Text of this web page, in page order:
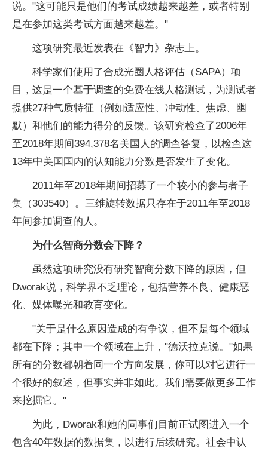
说。"这可能只是他们的考试成绩越来越差，或者特别
是在参加这类考试方面越来越差。"
这项研究最近发表在《智力》杂志上。
科学家们使用了合成光圈人格评估（SAPA）项
目，这是一个基于调查的免费在线人格测试，为测试者
提供27种气质特征（例如适应性、冲动性、焦虑、幽
默）和他们的能力得分的反馈。该研究检查了2006年
至2018年期间394,378名美国人的调查答复，以检查这
13年中美国国内的认知能力分数是否发生了变化。
2011年至2018年期间招募了一个较小的参与者子
集（303540）。三维旋转数据只存在于2011年至2018
年间参加调查的人。
为什么智商分数会下降？
虽然这项研究没有研究智商分数下降的原因，但
Dworak说，科学界不乏理论，包括营养不良、健康恶
化、媒体曝光和教育变化。
"关于是什么原因造成的有争议，但不是每个领域
都在下降；其中一个领域在上升，"德沃拉克说。"如果
所有的分数都朝着同一个方向发展，你可以对它进行一
个很好的叙述，但事实并非如此。我们需要做更多工作
来挖掘它。"
为此，Dworak和她的同事们目前正试图进入一个
包含40年数据的数据集，以进行后续研究。社会中认